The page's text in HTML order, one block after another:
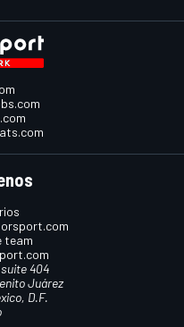
team
suite 404
Juárez
D.F.